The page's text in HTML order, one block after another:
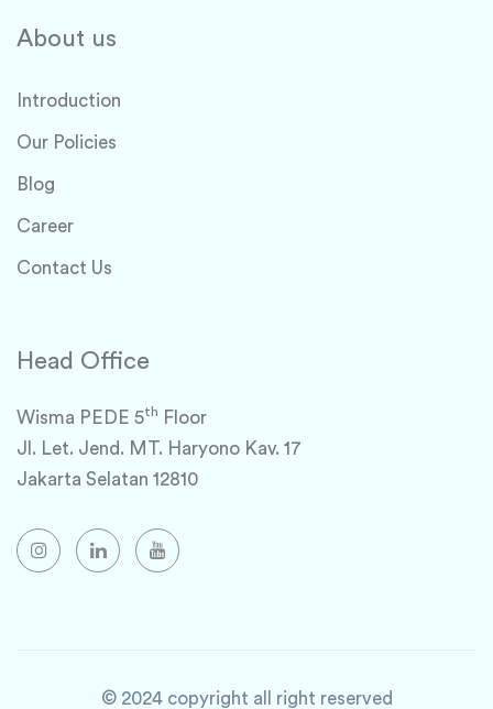
About us
Introduction
Our Policies
Blog
Career
Contact Us
Head Office
Wisma PEDE 5th
Floor
Jl. Let. Jend. MT. Haryono Kav. 17
Jakarta Selatan 12810
© 2024 copyright all right reserved